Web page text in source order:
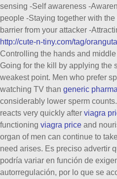
sensing -Self awareness -
people -Staying together with
barrier from your attacker -
http://cute-n-tiny.com/tag/
Controlling the hands and
Going for the kill by applying the
weakest point. Men who prefer
watching TV than generic
considerably lower sperm
reacts very quickly after viagra
functioning viagra price and
organ of men can continue to
need arises. Es preciso advertir
podría variar en función de
autorregulación, por lo que se